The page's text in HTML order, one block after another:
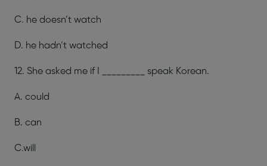
C. he doesn’t watch
D. he hadn’t watched
12. She asked me if I _________ speak Korean.
A. could
B. can
C.will